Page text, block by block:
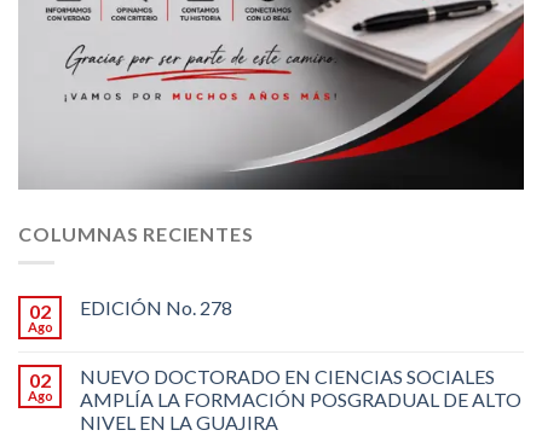
COLUMNAS RECIENTES
02
Ago
EDICIÓN No. 278
02
Ago
NUEVO DOCTORADO EN CIENCIAS SOCIALES
AMPLÍA LA FORMACIÓN POSGRADUAL DE ALTO
NIVEL EN LA GUAJIRA